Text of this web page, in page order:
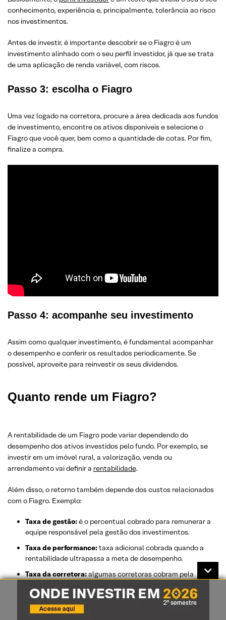
conhecimento, experiência e, principalmente, tolerância ao risco
nos investimentos.
Antes de investir, é importante descobrir se o Fiagro é um
investimento alinhado com o seu perfil investidor, já que se trata
de uma aplicação de renda variável, com riscos.
Passo 3: escolha o Fiagro
Uma vez logado na corretora, procure a área dedicada aos fundos
de investimento, encontre os ativos disponíveis e selecione o
Fiagro que você quer, bem como a quantidade de cotas. Por fim,
finalize a compra.
Passo 4: acompanhe seu investimento
Assim como qualquer investimento, é fundamental acompanhar
o desempenho e conferir os resultados periodicamente. Se
possível, aproveite para reinvestir os seus dividendos.
Quanto rende um Fiagro?
A rentabilidade de um Fiagro pode variar dependendo do
desempenho dos ativos investidos pelo fundo. Por exemplo, se
investir em um imóvel rural, a valorização, venda ou
arrendamento vai definir a rentabilidade.
Além disso, o retorno também depende dos custos relacionados
com o Fiagro. Exemplo:
Taxa de gestão:é o percentual cobrado para remunerar a
equipe responsável pela gestão dos investimentos.
Taxa de performance:taxa adicional cobrada quando a
rentabilidade ultrapassa a meta de desempenho.
Taxa da corretora:algumas corretoras cobram pela